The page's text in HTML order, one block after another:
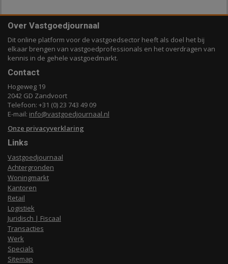
Over Vastgoedjournaal
Dit online platform voor de vastgoedsector heeft als doel het bij
elkaar brengen van vastgoedprofessionals en het overdragen van
kennis in de gehele vastgoedmarkt.
Contact
Hogeweg 19
2042 GD Zandvoort
Telefoon: +31 (0) 23 743 49 09
E-mail: info@vastgoedjournaal.nl
Onze privacyverklaring
Links
Vastgoedjournaal
Achtergronden
Woningmarkt
Kantoren
Retail
Logistiek
Juridisch | Fiscaal
Transacties
Werk
Specials
Sitemap